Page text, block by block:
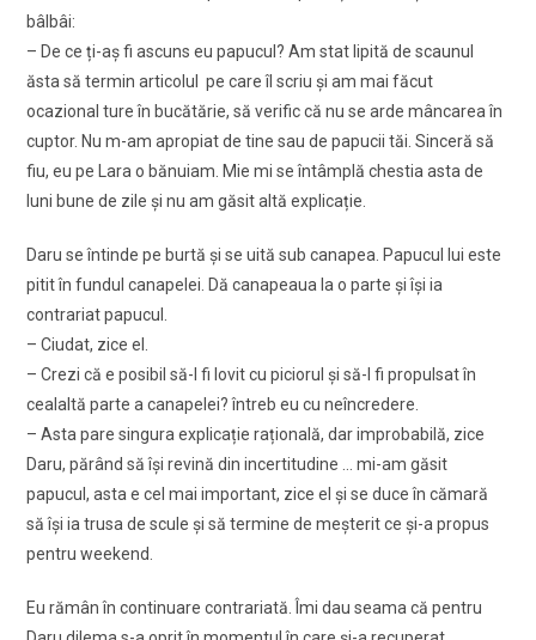
bâlbâi:
– De ce ți-aș fi ascuns eu papucul? Am stat lipită de scaunul
ăsta să termin articolul pe care îl scriu și am mai făcut
ocazional ture în bucătărie, să verific că nu se arde mâncarea în
cuptor. Nu m-am apropiat de tine sau de papucii tăi. Sinceră să
fiu, eu pe Lara o bănuiam. Mie mi se întâmplă chestia asta de
luni bune de zile și nu am găsit altă explicație.
Daru se întinde pe burtă și se uită sub canapea. Papucul lui este
pitit în fundul canapelei. Dă canapeaua la o parte și își ia
contrariat papucul.
– Ciudat, zice el.
– Crezi că e posibil să-l fi lovit cu piciorul și să-l fi propulsat în
cealaltă parte a canapelei? întreb eu cu neîncredere.
– Asta pare singura explicație rațională, dar improbabilă, zice
Daru, părând să își revină din incertitudine … mi-am găsit
papucul, asta e cel mai important, zice el și se duce în cămară
să își ia trusa de scule și să termine de meșterit ce și-a propus
pentru weekend.
Eu rămân în continuare contrariată. Îmi dau seama că pentru